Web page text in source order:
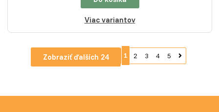
Viac variantov
Zobraziť ďalších 24 1 2 3 4 5